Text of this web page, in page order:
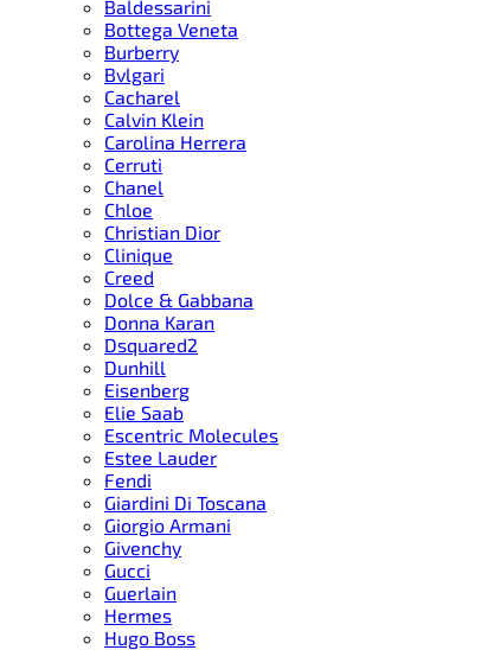
Baldessarini
Bottega Veneta
Burberry
Bvlgari
Cacharel
Calvin Klein
Carolina Herrera
Cerruti
Chanel
Chloe
Christian Dior
Clinique
Creed
Dolce & Gabbana
Donna Karan
Dsquared2
Dunhill
Eisenberg
Elie Saab
Escentric Molecules
Estee Lauder
Fendi
Giardini Di Toscana
Giorgio Armani
Givenchy
Gucci
Guerlain
Hermes
Hugo Boss